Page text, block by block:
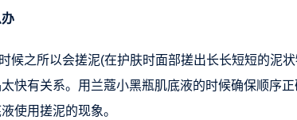
候之所以会搓泥(在护肤时面部搓出长长短短的泥
快有关系。用兰蔻小黑瓶肌底液的时候确保顺序
使用搓泥的现象。